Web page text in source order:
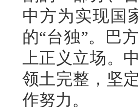
中方为实现国
的“台独”。巴
上正义立场。
领土完整，坚
作努力。